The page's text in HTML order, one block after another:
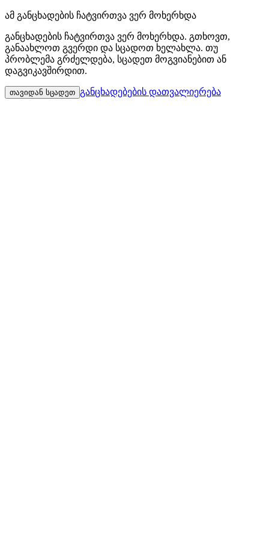
ამ განცხადების ჩატვირთვა ვერ მოხერხდა
განცხადების ჩატვირთვა ვერ მოხერხდა. გთხოვთ,
განაახლოთ გვერდი და სცადოთ ხელახლა. თუ
პრობლემა გრძელდება, სცადეთ მოგვიანებით ან
დაგვიკავშირდით.
თავიდან სცადეთ განცხადებების დათვალიერება